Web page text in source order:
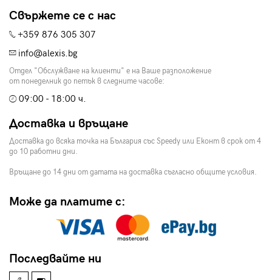
Свържете се с нас
+359 876 305 307
info@alexis.bg
Отдел "Обслужване на клиенти" е на Ваше разположение
от понеделник до петък в следните часове:
09:00 - 18:00 ч.
Доставка и връщане
Доставка до всяка точка на България със Speedy или Еконт в срок от 4
до 10 работни дни.
Връщане до 14 дни от датата на доставка съгласно общите условия.
Може да платите с:
Последвайте ни